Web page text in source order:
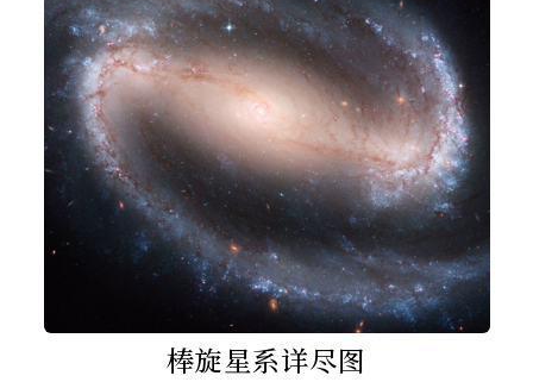
棒旋星系详尽图